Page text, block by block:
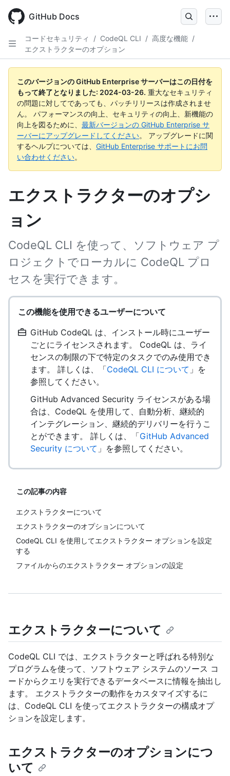
main
GitHub Docs
コードセキュリティ / CodeQL CLI / 高度な機能 /
エクストラクターのオプション
このバージョンの GitHub Enterprise サーバーはこの日付を
もって終了となりました: 2024-03-26. 重大なセキュリティ
の問題に対してであっても、パッチリリースは作成されませ
ん。 パフォーマンスの向上、セキュリティの向上、新機能の
向上を図るために、 最新バージョンの GitHub Enterprise サ
ーバーにアップグレードしてください。 アップグレードに関
するヘルプについては、 GitHub Enterprise サポートにお問
い合わせください。
エクストラクターのオプシ
ョン
CodeQL CLI を使って、ソフトウェア プ
ロジェクトでローカルに CodeQL プロ
セスを実行できます。
この機能を使用できるユーザーについて
GitHub CodeQL は、インストール時にユーザー
ごとにライセンスされます。 CodeQL は、ライ
センスの制限の下で特定のタスクでのみ使用でき
ます。 詳しくは、「CodeQL CLI について 」を
参照してください。
GitHub Advanced Security ライセンスがある場
合は、CodeQL を使用して、自動分析、継続的
インテグレーション、継続的デリバリーを行うこ
とができます。 詳しくは、「GitHub Advanced
Security について 」を参照してください。
この記事の内容
エクストラクターについて
エクストラクターのオプションについて
CodeQL CLI を使用してエクストラクター オプションを設定
する
ファイルからのエクストラクター オプションの設定
エクストラクターについて
CodeQL CLI では、エクストラクターと呼ばれる特別な
プログラムを使って、ソフトウェア システムのソース コ
ードからクエリを実行できるデータベースに情報を抽出し
ます。 エクストラクターの動作をカスタマイズするに
は、CodeQL CLI を使ってエクストラクターの構成オプ
ションを設定します。
エクストラクターのオプションにつ
いて